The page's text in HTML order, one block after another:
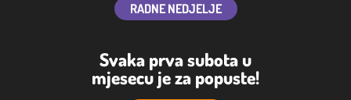
RADNE NEDJELJE
Svaka prva subota u
mjesecu je za popuste!